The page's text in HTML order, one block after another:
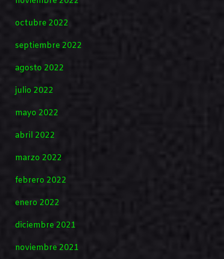
octubre 2022
septiembre 2022
agosto 2022
julio 2022
mayo 2022
abril 2022
marzo 2022
febrero 2022
enero 2022
diciembre 2021
noviembre 2021